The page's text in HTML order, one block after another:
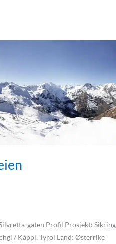
gaten Profil Prosjekt: Sikring
/ Kappl, Tyrol Land: Østerrike